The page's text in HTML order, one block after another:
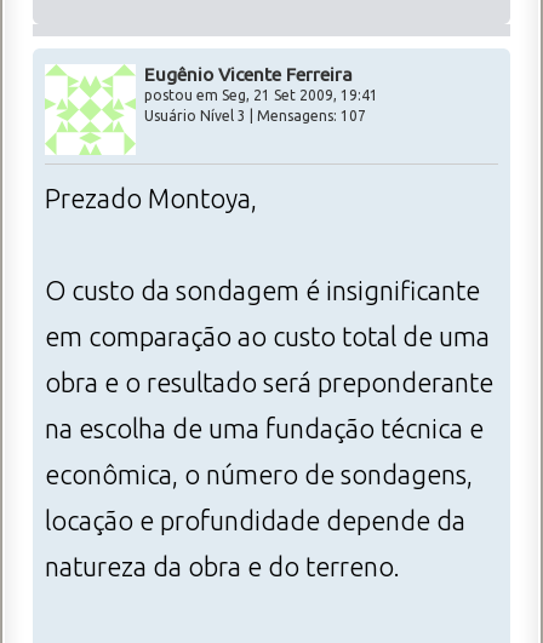
Eugênio Vicente Ferreira
postou em Seg, 21 Set 2009, 19:41
Usuário Nível 3 | Mensagens: 107
Prezado Montoya,
O custo da sondagem é insignificante
em comparação ao custo total de uma
obra e o resultado será preponderante
na escolha de uma fundação técnica e
econômica, o número de sondagens,
locação e profundidade depende da
natureza da obra e do terreno.